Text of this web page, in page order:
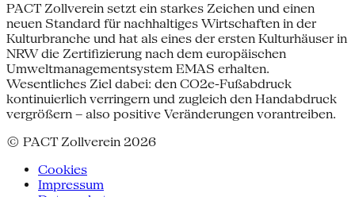
PACT Zollverein setzt ein starkes Zeichen und einen
neuen Standard für nachhaltiges Wirtschaften in der
Kulturbranche und hat als eines der ersten Kulturhäuser in
NRW die Zertifizierung nach dem europäischen
Umweltmanagementsystem EMAS erhalten.
Wesentliches Ziel dabei: den CO2e-Fußabdruck
kontinuierlich verringern und zugleich den Handabdruck
vergrößern – also positive Veränderungen vorantreiben.
© PACT Zollverein 2026
Cookies
Impressum